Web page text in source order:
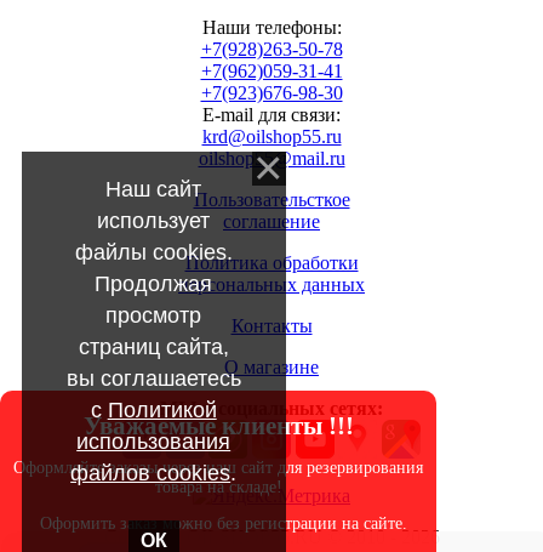
Наши телефоны:
+7(928)263-50-78
+7(962)059-31-41
+7(923)676-98-30
E-mail для связи:
krd@oilshop55.ru
oilshop55@mail.ru
Пользовательсткое
соглашение
Политика обработки
персональных данных
Контакты
О магазине
МЫ в социальных сетях:
Copyright OILSHOP55.RU © 2010 - 2026
Уважаемые клиенты !!!
Оформляйте заказы через наш сайт для резервирования
товара на складе!
Оформить заказ можно без регистрации на сайте.
Наш сайт
использует
файлы cookies.
Продолжая
просмотр
страниц сайта,
вы соглашаетесь
с Политикой
использования
файлов cookies.
ОК